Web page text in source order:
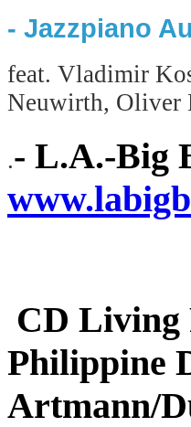
- Jazzpiano
feat. Vladimir
Neuwirth, Oliver
.- L.A.-Big
CD Living
Philippine
Artmann/